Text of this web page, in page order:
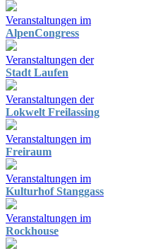
Veranstaltungen im
AlpenCongress
Veranstaltungen der
Stadt Laufen
Veranstaltungen der
Lokwelt Freilassing
Veranstaltungen im
Freiraum
Veranstaltungen im
Kulturhof Stanggass
Veranstaltungen im
Rockhouse